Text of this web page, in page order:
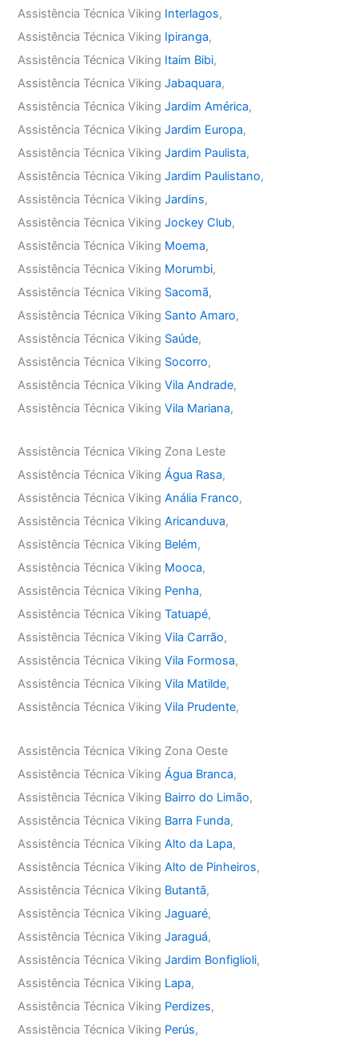
Assistência Técnica Viking Interlagos,
Assistência Técnica Viking Ipiranga,
Assistência Técnica Viking Itaim Bibi,
Assistência Técnica VikingJabaquara,
Assistência Técnica VikingJardim América,
Assistência Técnica VikingJardim Europa,
Assistência Técnica VikingJardim Paulista,
Assistência Técnica VikingJardim Paulistano,
Assistência Técnica VikingJardins,
Assistência Técnica VikingJockey Club,
Assistência Técnica Viking Moema,
Assistência Técnica Viking Morumbi,
Assistência Técnica Viking Sacomã,
Assistência Técnica Viking Santo Amaro,
Assistência Técnica Viking Saúde,
Assistência Técnica Viking Socorro,
Assistência Técnica VikingVila Andrade,
Assistência Técnica VikingVila Mariana,
Assistência Técnica Viking Zona Leste
Assistência Técnica VikingÁgua Rasa,
Assistência Técnica VikingAnália Franco,
Assistência Técnica VikingAricanduva,
Assistência Técnica Viking Belém,
Assistência Técnica Viking Mooca,
Assistência Técnica Viking Penha,
Assistência Técnica VikingTatuapé,
Assistência Técnica VikingVila Carrão,
Assistência Técnica VikingVila Formosa,
Assistência Técnica VikingVila Matilde,
Assistência Técnica VikingVila Prudente,
Assistência Técnica Viking Zona Oeste
Assistência Técnica VikingÁgua Branca,
Assistência Técnica Viking Bairro do Limão,
Assistência Técnica Viking Barra Funda,
Assistência Técnica VikingAlto da Lapa,
Assistência Técnica VikingAlto de Pinheiros,
Assistência Técnica Viking Butantã,
Assistência Técnica VikingJaguaré,
Assistência Técnica VikingJaraguá,
Assistência Técnica VikingJardim Bonfiglioli,
Assistência Técnica Viking Lapa,
Assistência Técnica Viking Perdizes,
Assistência Técnica Viking Perús,